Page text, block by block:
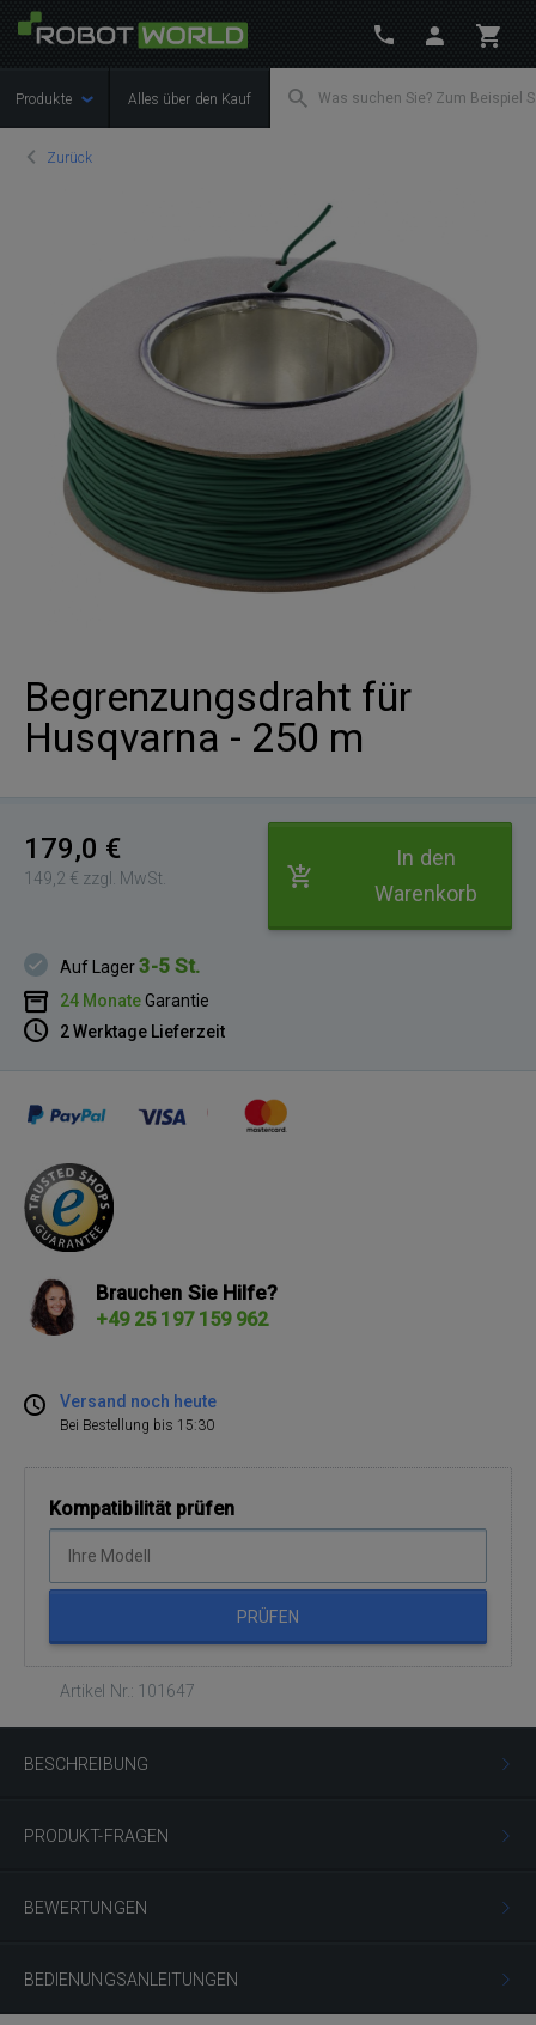
Produkte Alles über den Kauf
Zurück
Begrenzungsdraht für
Husqvarna - 250 m
179,0 €
149,2 € zzgl. MwSt.
In den
Warenkorb
Auf Lager3-5 St.
24 MonateGarantie
2 Werktage Lieferzeit
Brauchen Sie Hilfe?
+49 25 197 159 962
Versand noch heute
Bei Bestellung bis 15:30
Kompatibilität prüfen
PRÜFEN
Artikel Nr.: 101647
BESCHREIBUNG
PRODUKT-FRAGEN
BEWERTUNGEN
BEDIENUNGSANLEITUNGEN